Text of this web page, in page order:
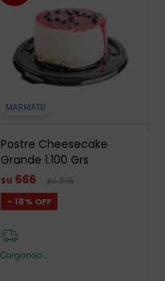
MARMATU
Postre Cheesecake
Grande 1.100 Grs
$U 666 $U 815
18
Cargando ...